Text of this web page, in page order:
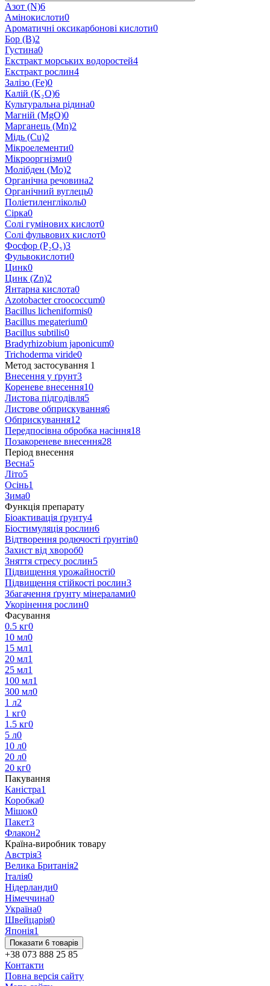
Азот (N)6
Амінокислоти0
Ароматичні оксикарбонові кислоти0
Бор (B)2
Густина0
Екстракт морських водоростей4
Екстракт рослин4
Залізо (Fe)0
Калій (K₂O)6
Культуральна рідина0
Магній (MgO)0
Марганець (Mn)2
Мідь (Cu)2
Мікроелементи0
Мікрооргнізми0
Молібден (Mo)2
Органічна речовина2
Органічний вуглець0
Поліетиленгліколь0
Сірка0
Солі гумінових кислот0
Солі фульвових кислот0
Фосфор (Р₂О₅)3
Фульвокислоти0
Цинк0
Цинк (Zn)2
Янтарна кислота0
Azotobacter croococcum0
Bacillus licheniformis0
Bacillus megaterium0
Bacillus subtilis0
Bradyrhizobium japonicum0
Trichoderma viride0
Метод застосування 1
Внесення у ґрунт3
Кореневе внесення10
Листова підгодівля5
Листове обприскування6
Обприскування12
Передпосівна обробка насіння18
Позакореневе внесення28
Період внесення
Весна5
Літо5
Осінь1
Зима0
Функція препарату
Біоактивація ґрунту4
Біостимуляція рослин6
Відтворення родючості ґрунтів0
Захист від хвороб0
Зняття стресу рослин5
Підвищення урожайності0
Підвищення стійкості рослин3
Збагачення ґрунту мінералами0
Укорінення рослин0
Фасування
0.5 кг0
10 мл0
15 мл1
20 мл1
25 мл1
100 мл1
300 мл0
1 л2
1 кг0
1.5 кг0
5 л0
10 л0
20 л0
20 кг0
Пакування
Каністра1
Коробка0
Мішок0
Пакет3
Флакон2
Країна-виробник товару
Австрія3
Велика Британія2
Італія0
Нідерланди0
Німеччина0
Україна0
Швейцарія0
Японія1
Показати 6 товарів
+38 073 888 25 85
Контакти
Повна версія сайту